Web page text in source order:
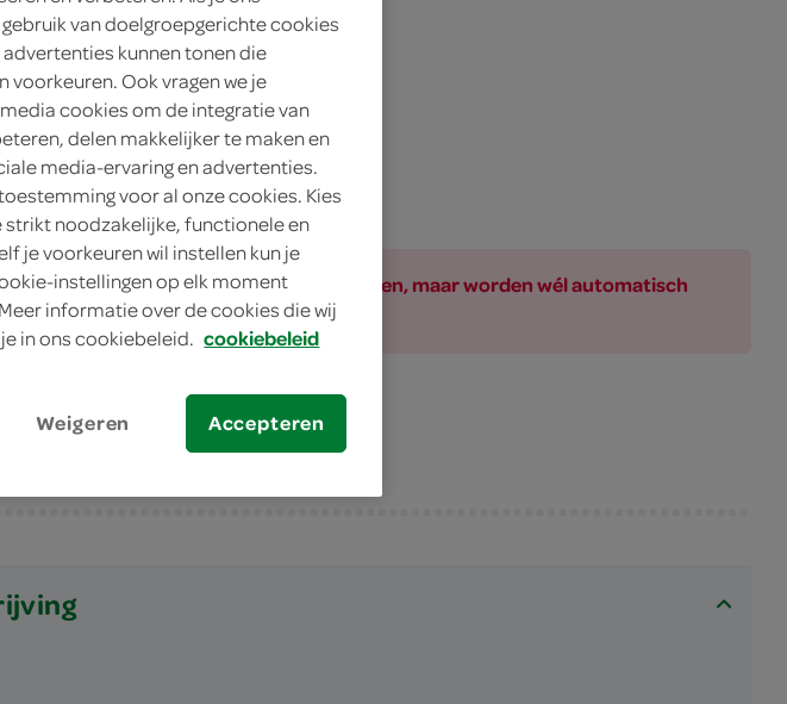
zijn niet zichtbaar bij de producten, maar worden wél automatisch
winkelmand.
van doelgroepgerichte cookies
kunnen tonen die
Ook vragen we je
cookies om de integratie van
delen makkelijker te maken en
media-ervaring en advertenties.
voor al onze cookies. Kies
strikt noodzakelijke, functionele en
je voorkeuren wil instellen kun je
instellingen op elk moment
informatie over de cookies die wij
in ons cookiebeleid. cookiebeleid
Weigeren Accepteren